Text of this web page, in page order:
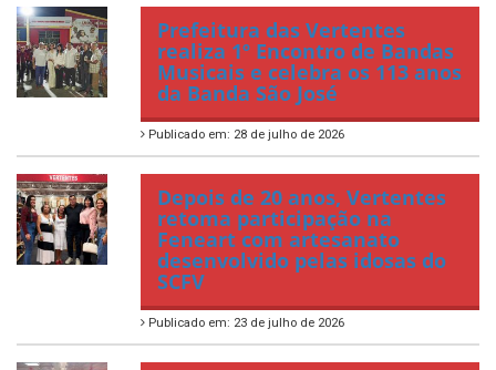
Prefeitura das Vertentes
realiza 1º Encontro de Bandas
Musicais e celebra os 113 anos
da Banda São José
Publicado em: 28 de julho de 2026
Depois de 20 anos, Vertentes
retoma participação na
Feneart com artesanato
desenvolvido pelas idosas do
SCFV
Publicado em: 23 de julho de 2026